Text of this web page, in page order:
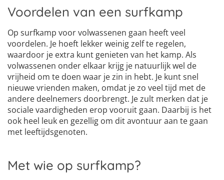
Voordelen van een surfkamp
Op surfkamp voor volwassenen gaan heeft veel
voordelen. Je hoeft lekker weinig zelf te regelen,
waardoor je extra kunt genieten van het kamp. Als
volwassenen onder elkaar krijg je natuurlijk wel de
vrijheid om te doen waar je zin in hebt. Je kunt snel
nieuwe vrienden maken, omdat je zo veel tijd met de
andere deelnemers doorbrengt. Je zult merken dat je
sociale vaardigheden erop vooruit gaan. Daarbij is het
ook heel leuk en gezellig om dit avontuur aan te gaan
met leeftijdsgenoten.
Met wie op surfkamp?